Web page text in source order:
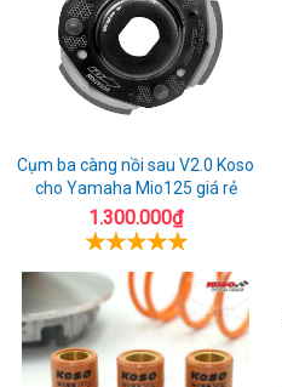
Cụm ba càng nồi sau V2.0 Koso
cho Yamaha Mio125 giá rẻ
1.300.000₫